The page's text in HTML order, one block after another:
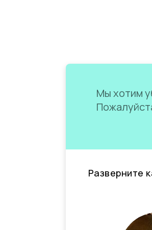
Мы хотим
Разверните